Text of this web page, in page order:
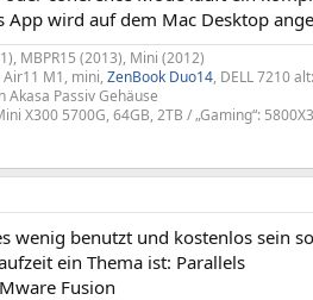
App wird auf dem Mac Desktop
MBPR15 (2013), Mini (2012)
M1, mini, ZenBook Duo14, DELL 7210 alt:
Akasa Passiv Gehäuse
X300 5700G, 64GB, 2TB / „Gaming“:
wenig benutzt und kostenlos sein
ein Thema ist: Parallels
Fusion